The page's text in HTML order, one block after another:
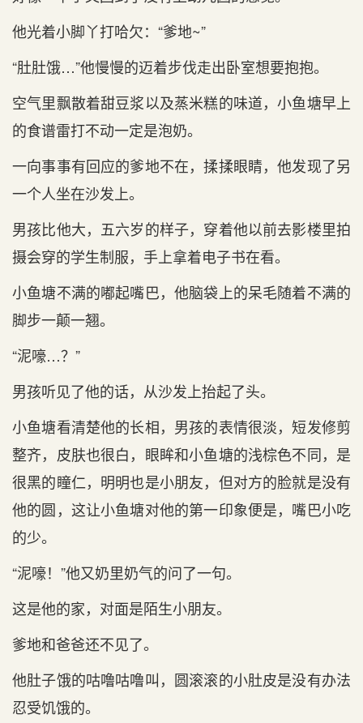
他光着小脚丫打哈欠：“爹地~”
“肚肚饿…”他慢慢的迈着步伐走出卧室想要抱抱。
空气里飘散着甜豆浆以及蒸米糕的味道，小鱼塘早上
的食谱雷打不动一定是泡奶。
一向事事有回应的爹地不在，揉揉眼睛，他发现了另
一个人坐在沙发上。
男孩比他大，五六岁的样子，穿着他以前去影楼里拍
摄会穿的学生制服，手上拿着电子书在看。
小鱼塘不满的嘟起嘴巴，他脑袋上的呆毛随着不满的
脚步一颠一翘。
“泥嚎…？”
男孩听见了他的话，从沙发上抬起了头。
小鱼塘看清楚他的长相，男孩的表情很淡，短发修剪
整齐，皮肤也很白，眼眸和小鱼塘的浅棕色不同，是
很黑的瞳仁，明明也是小朋友，但对方的脸就是没有
他的圆，这让小鱼塘对他的第一印象便是，嘴巴小吃
的少。
“泥嚎！”他又奶里奶气的问了一句。
这是他的家，对面是陌生小朋友。
爹地和爸爸还不见了。
他肚子饿的咕噜咕噜叫，圆滚滚的小肚皮是没有办法
忍受饥饿的。